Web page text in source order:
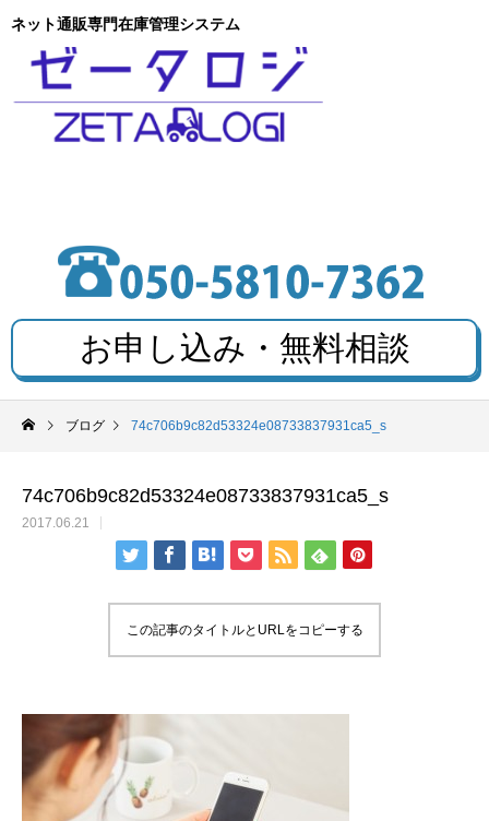
ネット通販専門在庫管理システム
お申し込み・無料相談
ブログ 74c706b9c82d53324e08733837931ca5_s
74c706b9c82d53324e08733837931ca5_s
2017.06.21
この記事のタイトルとURLをコピーする